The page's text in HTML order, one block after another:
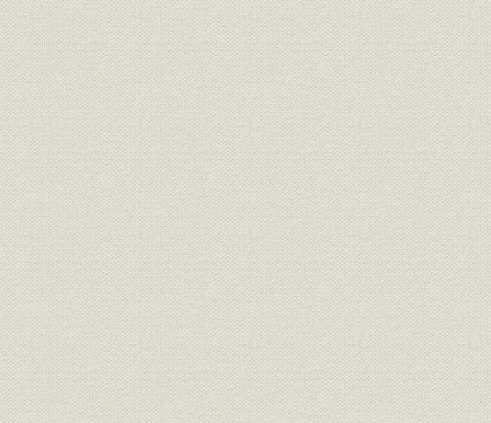
第9章 長期海運不況と海運集約
第1節 高度経済成長下の海運不況
第2節 海運不況下の大阪商船
第3節 三井船舶における合理化の推進
第4節 大阪商船と三井船舶の合併
第10章 大阪商船三井船舶の設立
第1節 集約下の日本海運とその環境
第2節 経営方針と役員
第3節 合併に伴う調整と発展への足固め